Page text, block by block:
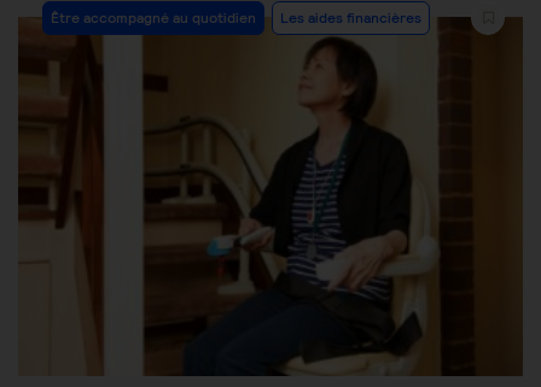
Être accompagné au quotidien Les aides financières